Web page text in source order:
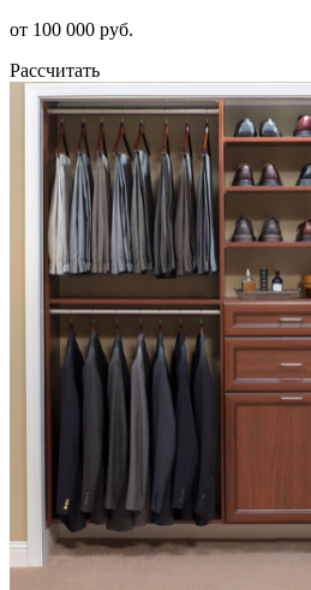
от 100 000 руб.
Рассчитать